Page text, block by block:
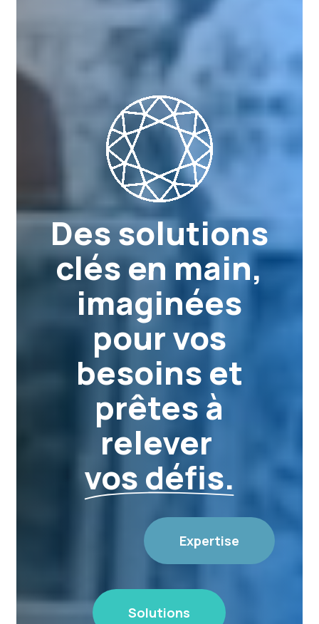
Des solutions
clés en main,
imaginées
pour vos
besoins et
prêtes à
relever
vos défis.
Expertise
Solutions